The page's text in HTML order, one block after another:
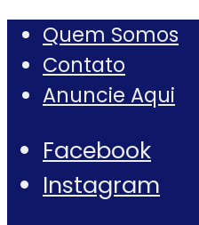
Quem Somos
Contato
Anuncie Aqui
Facebook
Instagram